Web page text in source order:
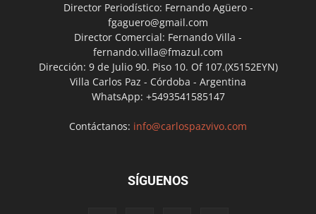
Director Periodístico: Fernando Agüero -
fgaguero@gmail.com
Director Comercial: Fernando Villa -
fernando.villa@fmazul.com
Dirección: 9 de Julio 90. Piso 10. Of 107.(X5152EYN)
Villa Carlos Paz - Córdoba - Argentina
WhatsApp: +5493541585147
Contáctanos: info@carlospazvivo.com
SÍGUENOS